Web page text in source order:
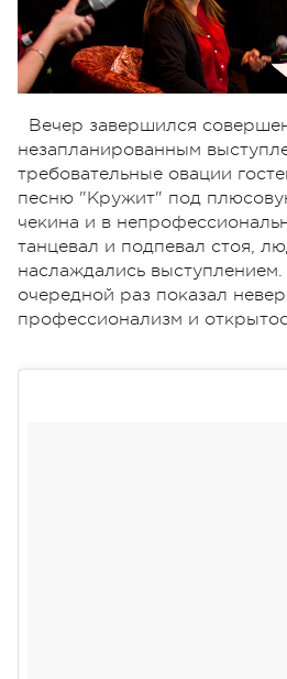
Вечер завершился
незапланированным
требовательные овации
песню "Кружит" под
чекина и в
танцевал и подпевал стоя,
наслаждались
очередной раз показал
профессионализм и